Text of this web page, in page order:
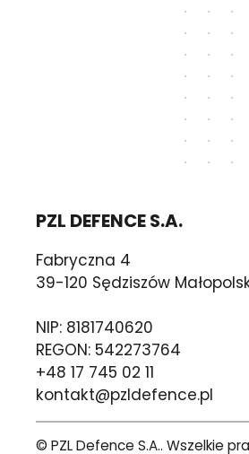
PZL DEFENCE S.A.
Fabryczna 4
39-120 Sędziszów
NIP: 8181740620
REGON: 542273764
+48 17 745 02 11
kontakt@pzldefence.pl
© PZL Defence S.A.. Wszelkie